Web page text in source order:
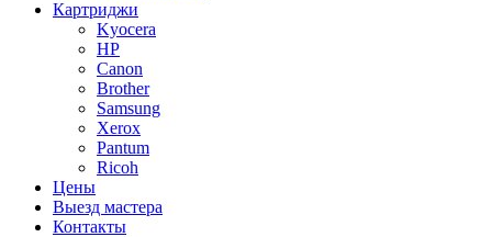
Картриджи
Kyocera
HP
Canon
Brother
Samsung
Xerox
Pantum
Ricoh
Цены
Выезд мастера
Контакты